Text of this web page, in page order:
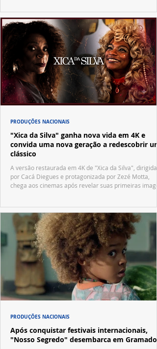
"Xica da Silva" ganha nova vida em 4K e
convida uma nova geração a redescobrir um
clássico
A versão restaurada em 4K de "Xica da Silva", dirigida
por Cacá Diegues e protagonizada por Zezé Motta,
chega aos cinemas após revelar suas primeiras
PRODUÇÕES NACIONAIS
Após conquistar festivais internacionais,
"Nosso Segredo" desembarca em Gramado
PRODUÇÕES NACIONAIS